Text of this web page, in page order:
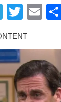
T
el
e
gr
a
m
T
w
itt
er
E
m
ai
l